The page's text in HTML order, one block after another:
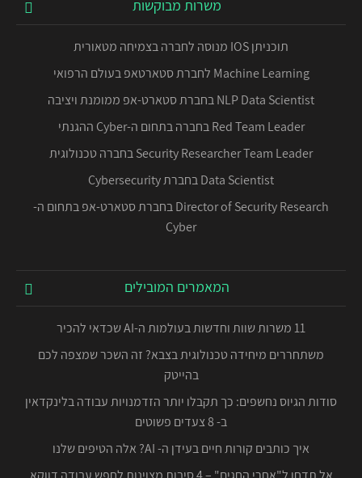
משרות מבוקשות
תוכניתן IOS מנוסה לחברה בצמיחה מטאורית
Machine Learning לחברת סטארטאפ בעולם הרפואי
NLP Data Scientist בחברת סטארט-אפ ממומנת ויציבה
Red Team Leader בחברה בתחום ה-Cyber ההגנתי
Security Researcher Team Leader בחברה טכנולוגית
Data Scientist בחברת Cybersecurity
Director of Security Research בחברת סטארט-אפ בתחום ה-
Cyber
המאמרים המובילים
11 משרות שוות וחדשות בעולמות ה-AI שכדאי להכיר
משתחררים מיחידה טכנולוגית בצבא? זה השכר שמצפה לכם
בהייטק
סודות הגיוס נחשפים: כך תקבלו יותר הזדמנויות עבודה בלינקדאין
ב- 8 צעדים פשוטים
איך כותבים קורות חיים בעידן ה- AI? אלה הטיפים שלנו